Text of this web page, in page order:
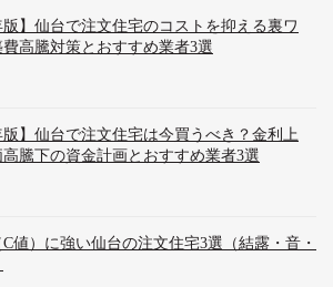
版】仙台で注文住宅のコストを抑える裏ワ
高騰対策とおすすめ業者3選
版】仙台で注文住宅は今買うべき？金利上
騰下の資金計画とおすすめ業者3選
値）に強い仙台の注文住宅3選（結露・音・